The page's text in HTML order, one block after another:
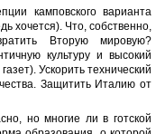
камповского варианта
хочется). Что, собственно,
Вторую мировую?
культуру и высокий
Ускорить технический
Защитить Италию от
но многие ли в готской